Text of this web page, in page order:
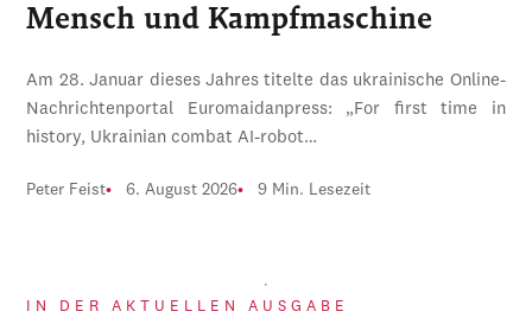
Mensch und Kampfmaschine
Am 28. Januar dieses Jahres titelte das ukrainische Online-
Nachrichtenportal Euromaidanpress: „For first time in
history, Ukrainian combat AI-robot…
Peter Feist 6. August 2026 9 Min. Lesezeit
IN DER AKTUELLEN AUSGABE